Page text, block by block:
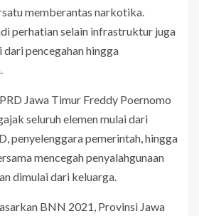
memberantas narkotika.
perhatian selain infrastruktur juga
pencegahan hingga
Jawa Timur Freddy Poernomo
seluruh elemen mulai dari
penyelenggara pemerintah, hingga
mencegah penyalahgunaan
dimulai dari keluarga.
BNN 2021, Provinsi Jawa